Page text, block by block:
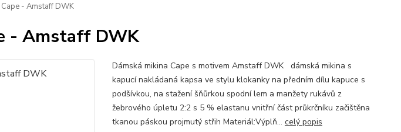
- Amstaff DWK
- Amstaff DWK
Dámská mikina Cape s motivem Amstaff DWK dámská mikina s
kapucí nakládaná kapsa ve stylu klokanky na předním dílu kapuce s
podšívkou, na stažení šňůrkou spodní lem a manžety rukávů z
žebrového úpletu 2:2 s 5 % elastanu vnitřní část průkrčníku začištěna
tkanou páskou projmutý střih Materiál:Výplň... celý popis